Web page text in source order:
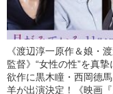
《渡辺淳一原作＆娘・
監督》“女性の性”を真
欲作に黒木瞳・西岡德馬
羊が出演決定！《映画